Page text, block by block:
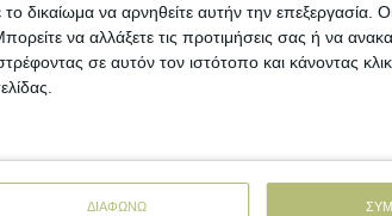
δικαίωμα να αρνηθείτε αυτήν την επεξεργασία.
να αλλάξετε τις προτιμήσεις σας ή να
σε αυτόν τον ιστότοπο και κάνοντας
ΔΙΑΦΩΝΩ
σε ροδακινιές
του δικτύου των παγίδων
ότι ξεκίνησε η τρίτη πτήση του
το...